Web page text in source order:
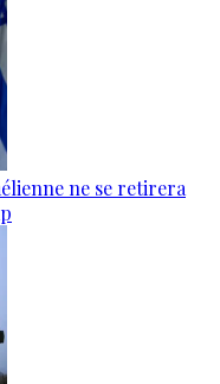
ne se retirera